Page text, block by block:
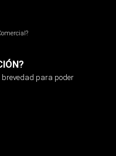
brevedad para poder